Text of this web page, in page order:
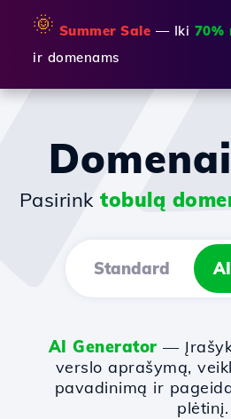
🌞 Summer Sale — Iki 70%
ir domenams
Domenai
Pasirink tobulą
Standard
AI Generator —
verslo aprašymą,
pavadinimą ir
plėtinį.